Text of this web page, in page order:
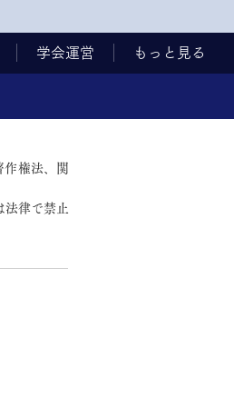
学会運営 もっと見る
作権法、関
法律で禁止